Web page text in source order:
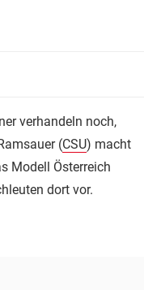
verhandeln noch,
(CSU) macht
Modell Österreich
dort vor.